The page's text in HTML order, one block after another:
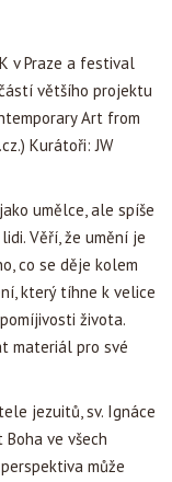
v Praze a festival
většího projektu
Art from
Kurátoři: JW
umělce, ale spíše
Věří, že umění je
co se děje kolem
který tíhne k velice
života.
materiál pro své
jezuitů, sv. Ignáce
ve všech
může